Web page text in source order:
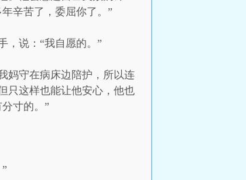
辛苦了，委屈你了。”
，说：“我自愿的。”
妈守在病床边陪护，所以连
只这样也能让他安心，他也
寸的。”